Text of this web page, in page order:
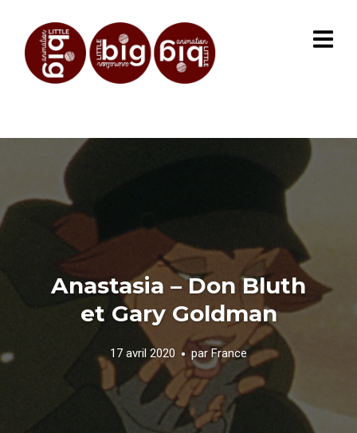
Anastasia – Don Bluth
et Gary Goldman
17 avril 2020 par France